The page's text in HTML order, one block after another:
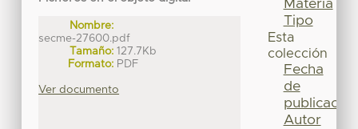
Nombre:
secme-27600.pdf
Tamaño: 127.7Kb
Formato: PDF
Ver documento
Materia
Tipo
Esta
colección
Fecha
de
publicación
Autor